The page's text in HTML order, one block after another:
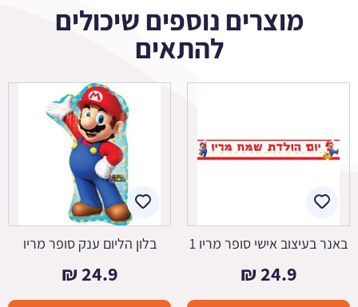
מוצרים נוספים שיכולים
להתאים
באנר בעיצוב אישי סופר מריו 1
24.9
₪
בלון הליום ענק סופר מריו
24.9
₪